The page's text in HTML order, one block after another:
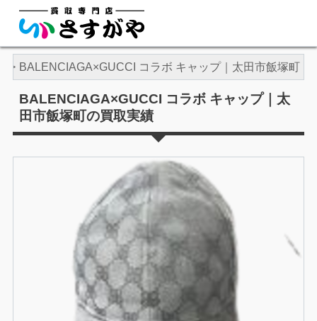
BALENCIAGA×GUCCI コラボ キャップ｜太田市飯塚町
BALENCIAGA×GUCCI コラボ キャップ｜太
田市飯塚町の買取実績